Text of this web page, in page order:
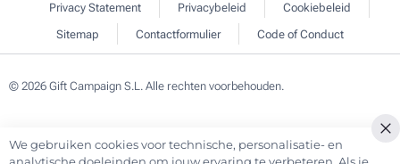
Privacy Statement
Privacybeleid
Cookiebeleid
Sitemap
Contactformulier Code of Conduct
© 2026 Gift Campaign S.L. Alle rechten voorbehouden.
We gebruiken cookies voor technische, personalisatie- en